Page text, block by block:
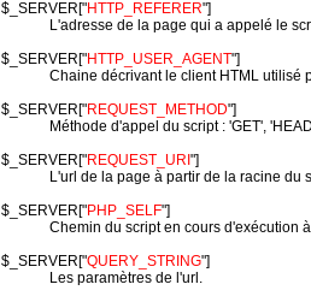
$_SERVER["HTTP_REFERER"]
L'adresse de la page qui a appelé le
$_SERVER["HTTP_USER_AGENT"]
Chaine décrivant le client HTML utilisé
$_SERVER["REQUEST_METHOD"]
Méthode d'appel du script : 'GET',
$_SERVER["REQUEST_URI"]
L'url de la page à partir de la racine du
$_SERVER["PHP_SELF"]
Chemin du script en cours d'exécution
$_SERVER["QUERY_STRING"]
Les paramètres de l'url.